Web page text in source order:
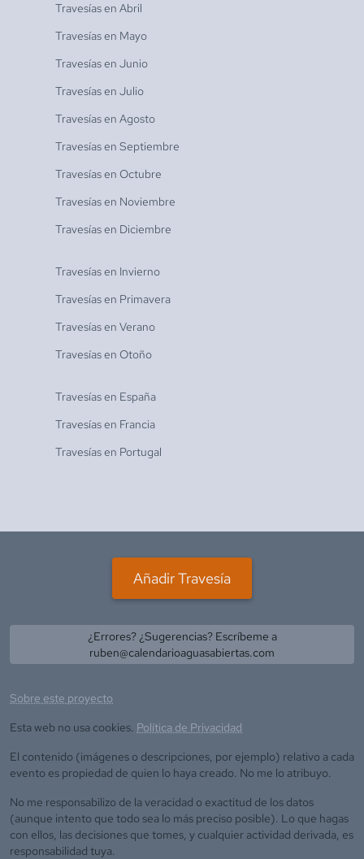
Travesías en Abril
Travesías en Mayo
Travesías en Junio
Travesías en Julio
Travesías en Agosto
Travesías en Septiembre
Travesías en Octubre
Travesías en Noviembre
Travesías en Diciembre
Travesías en Invierno
Travesías en Primavera
Travesías en Verano
Travesías en Otoño
Travesías en España
Travesías en Francia
Travesías en Portugal
Añadir Travesía
¿Errores? ¿Sugerencias? Escríbeme a
ruben@calendarioaguasabiertas.com
Sobre este proyecto
Esta web no usa cookies. Política de Privacidad
El contenido (imágenes o descripciones, por ejemplo) relativo a cada
evento es propiedad de quien lo haya creado. No me lo atribuyo.
No me responsabilizo de la veracidad o exactitud de los datos
(aunque intento que todo sea lo más preciso posible). Lo que hagas
con ellos, las decisiones que tomes, y cualquier actividad derivada, es
responsabilidad tuya.